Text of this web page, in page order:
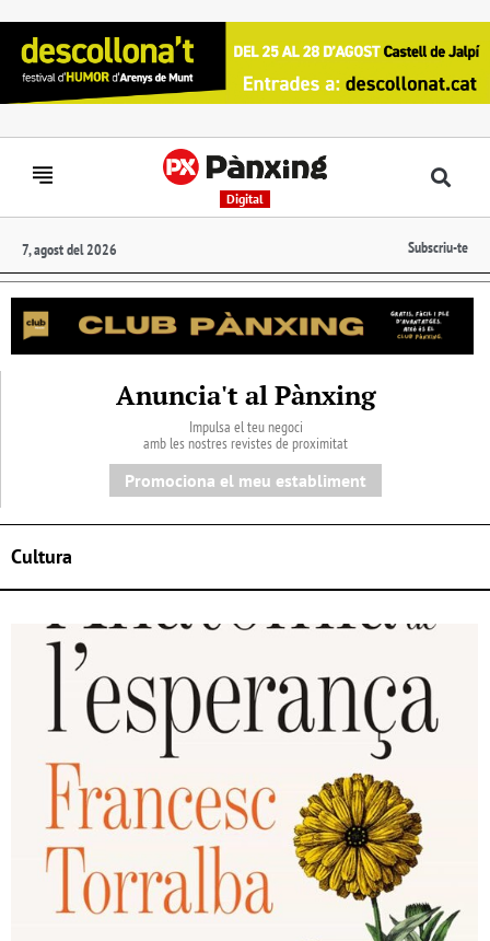
Digital
7, agost del 2026 Subscriu-te
Anuncia't al Pànxing
Impulsa el teu negoci
amb les nostres revistes de proximitat
Promociona el meu establiment
Cultura